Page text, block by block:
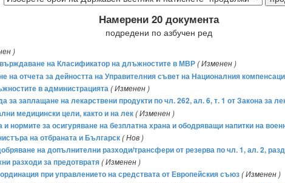
Намерени 20 документа
подредени по азбучен ред
)
на Класификатор на длъжностите в МВР( Изменен )
на отчета за дейността на Управителния съвет на Националния
в администрацията( Изменен )
за заплащане на лекарствени продукти по чл. 262, ал. 6, т. 1 от Закона за
медицински цели, както и на лек( Изменен )
нормите за осигуряване на безплатна храна и ободряващи напитки на
на отбраната и Българск( Нов )
на допълнителни разходи/трансфери от резерва по чл. 1, ал. 2,
разходи за предотвратя( Изменен )
при управлението на средствата от Европейския съюз( Изменен )